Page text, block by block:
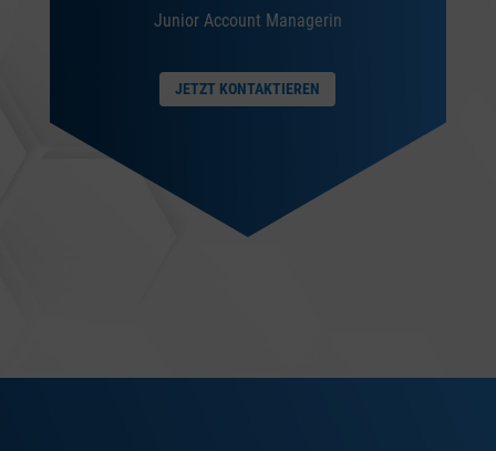
Junior Account Managerin
JETZT KONTAKTIEREN